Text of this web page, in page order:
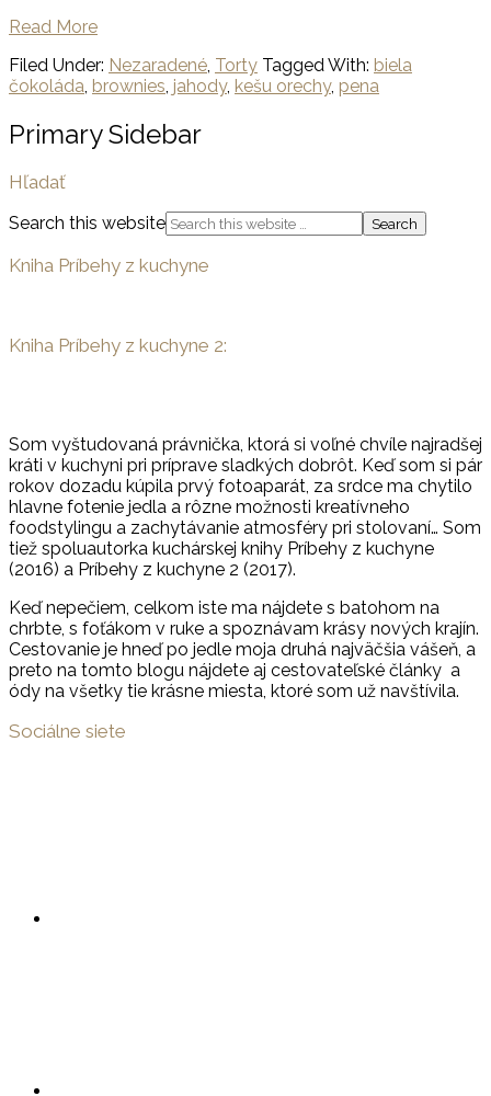
Read More
Filed Under: Nezaradené Torty Tagged With: biela
čokoláda brownies jahody, kešu orechy, pena
Primary Sidebar
Hľadať
Search this website
Kniha Príbehy z kuchyne
Kniha Príbehy z kuchyne 2:
Som vyštudovaná právnička, ktorá si voľné chvíle najradšej
kráti v kuchyni pri príprave sladkých dobrôt. Keď som si pár
rokov dozadu kúpila prvý fotoaparát, za srdce ma chytilo
hlavne fotenie jedla a rôzne možnosti kreatívneho
foodstylingu a zachytávanie atmosféry pri stolovaní… Som
tiež spoluautorka kuchárskej knihy Príbehy z kuchyne
(2016) a Príbehy z kuchyne 2 (2017).
Keď nepečiem, celkom iste ma nájdete s batohom na
chrbte, s foťákom v ruke a spoznávam krásy nových krajín.
Cestovanie je hneď po jedle moja druhá najväčšia vášeň, a
preto na tomto blogu nájdete aj cestovateľské články a
ódy na všetky tie krásne miesta, ktoré som už navštívila.
Sociálne siete